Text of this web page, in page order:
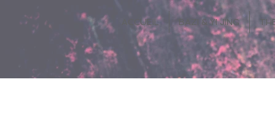
ACCUEIL BAZI & YI JING